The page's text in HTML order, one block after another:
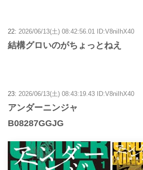
22: 2026/06/13(土) 08:42:56.01 ID:V8niIhX40
結構グロいのがちょっとねえ
23: 2026/06/13(土) 08:43:19.43 ID:V8niIhX40
アンダーニンジャ
B08287GGJG